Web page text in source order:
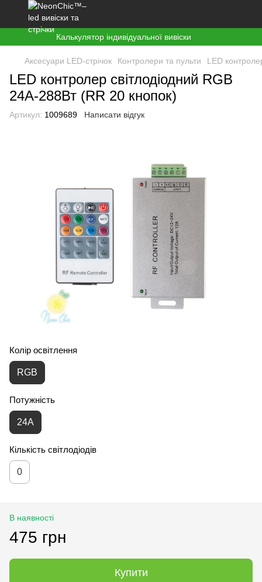
Калькулятор індивідуальної вивіски
Аксесуари LED-стрічок Контролери та пульти LED
LED контролер світлодіодний RGB
24А-288Вт (RR 20 кнопок)
Артикул: 1009689 Написати відгук
Колір освітлення
RGB
Потужність
24А
Кількість світлодіодів
0
В наявності
475 грн
Купити